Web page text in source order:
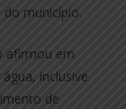
do município.
afirmou em
inclusive
de